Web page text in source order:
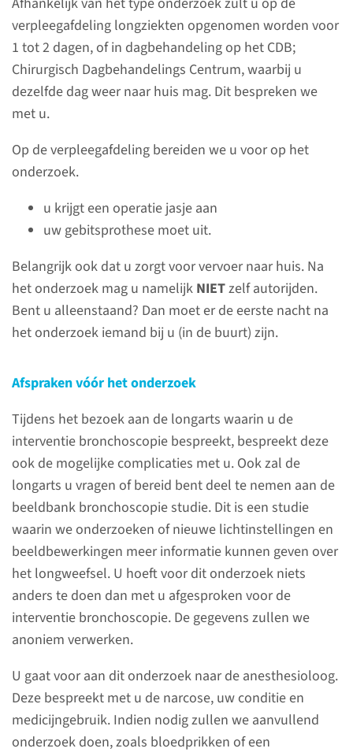
verpleegafdeling longziekten opgenomen worden voor
1 tot 2 dagen, of in dagbehandeling op het CDB;
Chirurgisch Dagbehandelings Centrum, waarbij u
dezelfde dag weer naar huis mag. Dit bespreken we
met u.
Op de verpleegafdeling bereiden we u voor op het
onderzoek.
u krijgt een operatie jasje aan
uw gebitsprothese moet uit.
Belangrijk ook dat u zorgt voor vervoer naar huis. Na
het onderzoek mag u namelijk NIETzelf autorijden.
Bent u alleenstaand? Dan moet er de eerste nacht na
het onderzoek iemand bij u (in de buurt) zijn.
Afspraken vóór het onderzoek
Tijdens het bezoek aan de longarts waarin u de
interventie bronchoscopie bespreekt, bespreekt deze
ook de mogelijke complicaties met u. Ook zal de
longarts u vragen of bereid bent deel te nemen aan de
beeldbank bronchoscopie studie. Dit is een studie
waarin we onderzoeken of nieuwe lichtinstellingen en
beeldbewerkingen meer informatie kunnen geven over
het longweefsel. U hoeft voor dit onderzoek niets
anders te doen dan met u afgesproken voor de
interventie bronchoscopie. De gegevens zullen we
anoniem verwerken.
U gaat voor aan dit onderzoek naar de anesthesioloog.
Deze bespreekt met u de narcose, uw conditie en
medicijngebruik. Indien nodig zullen we aanvullend
onderzoek doen, zoals bloedprikken of een
Contact
casemanager endoscopische
longonderzoeken
Het onderzoek
Voor het onderzoek
Het is belangrijk dat u voor het
heeft. Daarom mag u vanaf 6
uur voor het onderzoek niets
meer eten.
lees meer
Tijdens het onderzoek
Op de operatiekamer nemen
we een checklist met u door: de
time-out. Als u slaapt, zullen
we uw keel en bovenste
luchtwegen verdoven voordat
we beginnen met de interventie
bronchoscopie.